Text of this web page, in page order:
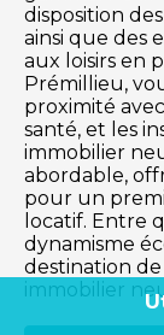
disposition
ainsi que des
aux loisirs en
Prémillieu,
proximité
santé, et les
immobilier
abordable,
pour un
locatif. Entre
dynamisme
destination
immobilier